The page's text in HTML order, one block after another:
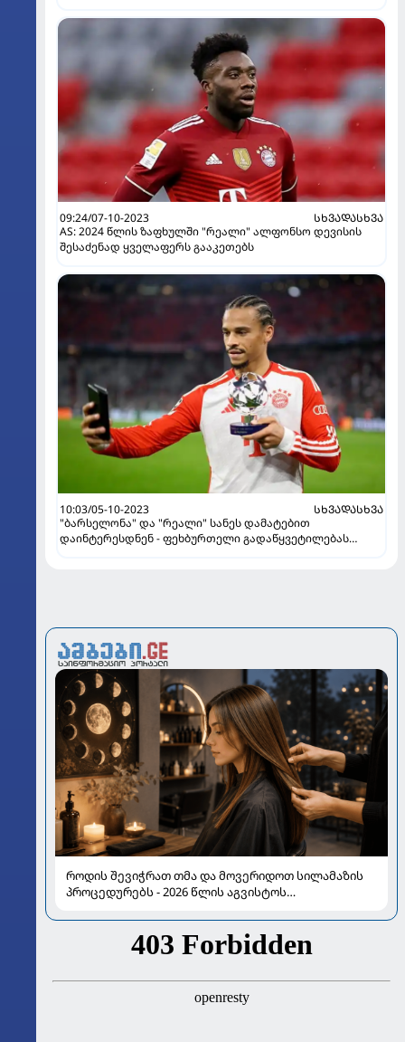
09:24/07-10-2023
ᲡᲮᲕᲐᲓᲐᲡᲮᲕᲐ
AS: 2024 წლის ზაფხულში "რეალი" ალფონსო დევისის
შესაძენად ყველაფერს გააკეთებს
10:03/05-10-2023
ᲡᲮᲕᲐᲓᲐᲡᲮᲕᲐ
"ბარსელონა" და "რეალი" სანეს დამატებით
დაინტერესდნენ - ფეხბურთელი გადაწყვეტილებას
როდის შევიჭრათ თმა და მოვერიდოთ სილამაზის
პროცედურებს - 2026 წლის აგვისტოს